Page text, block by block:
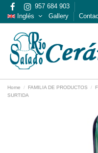
957 684 903
Inglés
Gallery
Home FAMILIA DE PRODUCTOS
SURTIDA